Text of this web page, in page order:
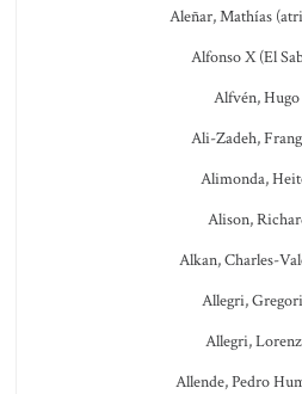
Aleñar, Mathías
Alfonso X (El
Alfvén, Hugo
Ali-Zadeh,
Alimonda,
Alison,
Alkan, Charles-
Allegri,
Allegri,
Allende, Pedro